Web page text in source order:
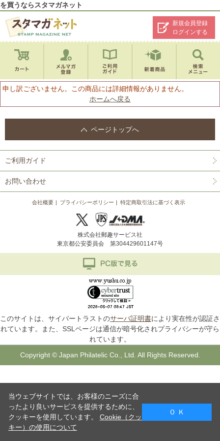
を買うならスタマガネット
新規会員登録
ログインする
申し訳ございません。この商品には詳細情報がありません。
ホームへ戻る
ページトップへ
ご利用ガイド
お問い合わせ
会社概要 プライバシーポリシー 特定商取引法に基づく表示
株式会社郵趣サービス社
東京都公安委員会 第304429601147号
このサイトは、サイバートラストのサーバ証明書により実在性が認証さ
れています。また、SSLページは通信が暗号化されプライバシーが守ら
れています。
Copyright © Japan Philatelic Co., Ltd. All Rights Reserved.
当ウェブサイトでは、お客様のニーズに合
ったより良いサービスを提供するために、
クッキーを使用しています。 Cookie（クッ
キー）の使用について
Ｏ Ｋ